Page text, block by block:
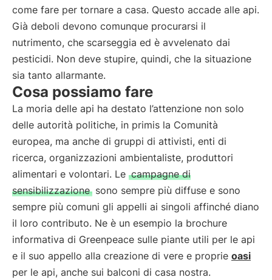
come fare per tornare a casa. Questo accade alle api.
Già deboli devono comunque procurarsi il
nutrimento, che scarseggia ed è avvelenato dai
pesticidi. Non deve stupire, quindi, che la situazione
sia tanto allarmante.
Cosa possiamo fare
La moria delle api ha destato l’attenzione non solo
delle autorità politiche, in primis la Comunità
europea, ma anche di gruppi di attivisti, enti di
ricerca, organizzazioni ambientaliste, produttori
alimentari e volontari. Le campagne di
sensibilizzazione sono sempre più diffuse e sono
sempre più comuni gli appelli ai singoli affinché diano
il loro contributo. Ne è un esempio la brochure
informativa di Greenpeace sulle piante utili per le api
e il suo appello alla creazione di vere e proprie oasi
per le api, anche sui balconi di casa nostra.